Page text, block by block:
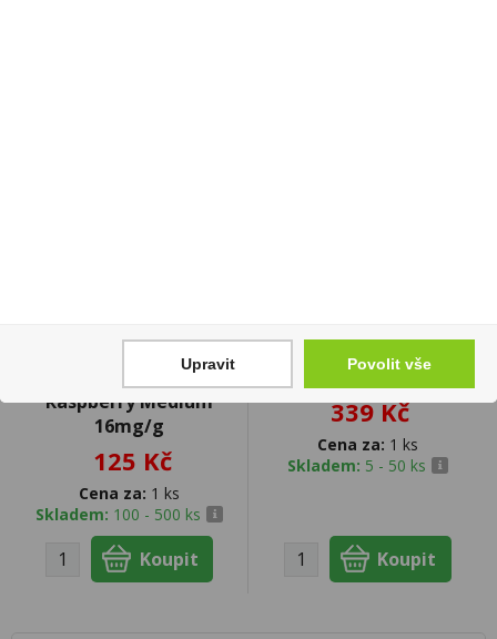
Nicotinové sáčky 77
Raspberry Medium
16mg/g
125 Kč
Cena za: 1 ks
Skladem: 100 - 500 ks
Tabák Tilbury No.2 40g
339 Kč
Cena za: 1 ks
Skladem: 5 - 50 ks
Upravit Povolit vše